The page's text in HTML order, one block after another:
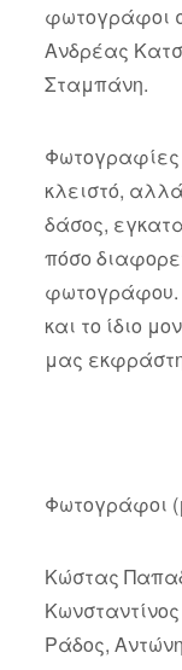
φωτογράφοι
Ανδρέας
Σταμπάνη.
κλειστό,
δάσος,
πόσο
φωτογράφου.
και το ίδιο
μας
Φωτογράφοι
Κώστας
Ράδος,